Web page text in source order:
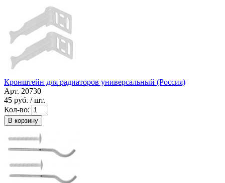
Кронштейн для радиаторов универсальный (Россия)
Арт. 20730
45 руб. / шт.
Кол-во:
В корзину